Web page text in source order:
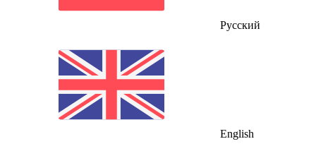
Русский
English